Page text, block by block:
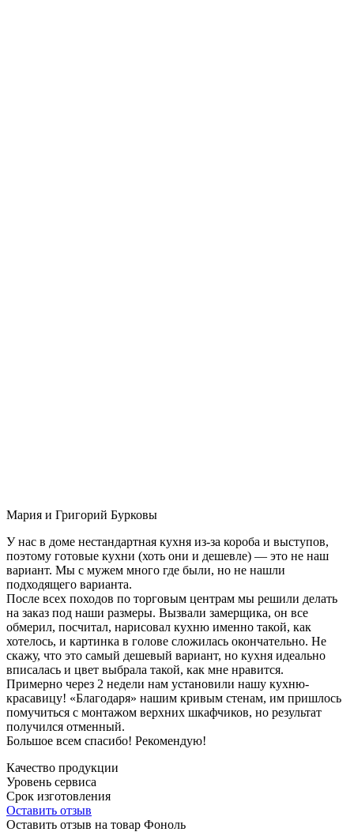
Мария и Григорий Бурковы
У нас в доме нестандартная кухня из-за короба и выступов,
поэтому готовые кухни (хоть они и дешевле) — это не наш
вариант. Мы с мужем много где были, но не нашли
подходящего варианта.
После всех походов по торговым центрам мы решили делать
на заказ под наши размеры. Вызвали замерщика, он все
обмерил, посчитал, нарисовал кухню именно такой, как
хотелось, и картинка в голове сложилась окончательно. Не
скажу, что это самый дешевый вариант, но кухня идеально
вписалась и цвет выбрала такой, как мне нравится.
Примерно через 2 недели нам установили нашу кухню-
красавицу! «Благодаря» нашим кривым стенам, им пришлось
помучиться с монтажом верхних шкафчиков, но результат
получился отменный.
Большое всем спасибо! Рекомендую!
Качество продукции
Уровень сервиса
Срок изготовления
Оставить отзыв
Оставить отзыв на товар Фоноль